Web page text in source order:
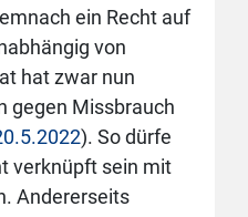
ein Recht auf
von
hat zwar nun
gegen Missbrauch
). So dürfe
verknüpft sein mit
Andererseits